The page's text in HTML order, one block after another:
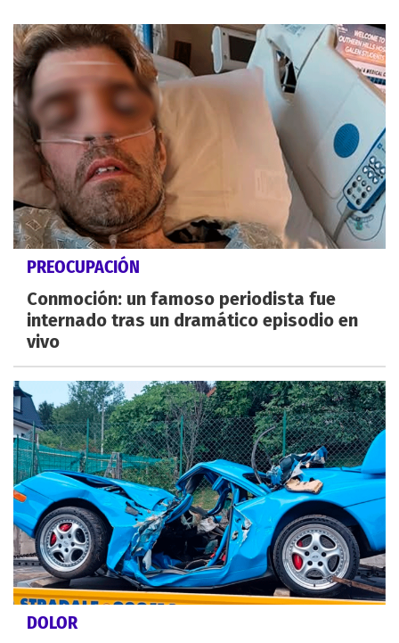
PREOCUPACIÓN
Conmoción: un famoso periodista fue
internado tras un dramático episodio en
vivo
DOLOR